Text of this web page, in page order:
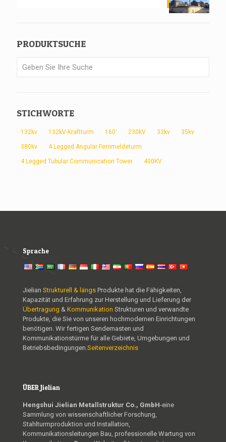
PRODUKTSUCHE
STICHWORTE
132kv 132kV-Kraftturm 160' 230kV 33kv 35kv
380kv 4 Legged Angular Fernmeldeturm
4 Legged Tubular Communication Tower 400KV
Sprache
Jielian Strukturell & längs Produkte hat die Fähigkeiten,
Kapazität und Erfahrung zur Herstellung und Lieferung der
Übertragung & Kommunikation Strukturen und verwandte
Produkte, die Sie von unseren hochmodernen Einrichtungen
benötigen. Wir fertigen Sendemasten und
Kommunikationstürme für alle Gebiete, Umgebungen und
Betriebsbedingungen. Seitenverzeichnis
ÜBER Jielian
Hengshui Jielian Metallstruktur Co., GmbH-eine
Sammlung von wissenschaftlicher Forschung,
Stahlturmproduktion und Installation,
Kommunikationsleitungen Bau, professionelle Wartung von